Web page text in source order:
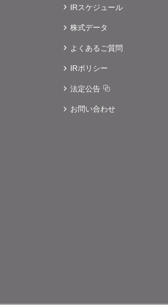
IRスケジュール
株式データ
よくあるご質問
IRポリシー
法定公告
お問い合わせ